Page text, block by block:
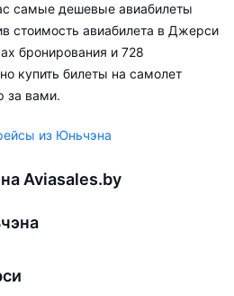
самые дешевые авиабилеты
стоимость авиабилета в Джерси
бронирования и 728
купить билеты на самолет
за вами.
из Юньчэна
Aviasales.by